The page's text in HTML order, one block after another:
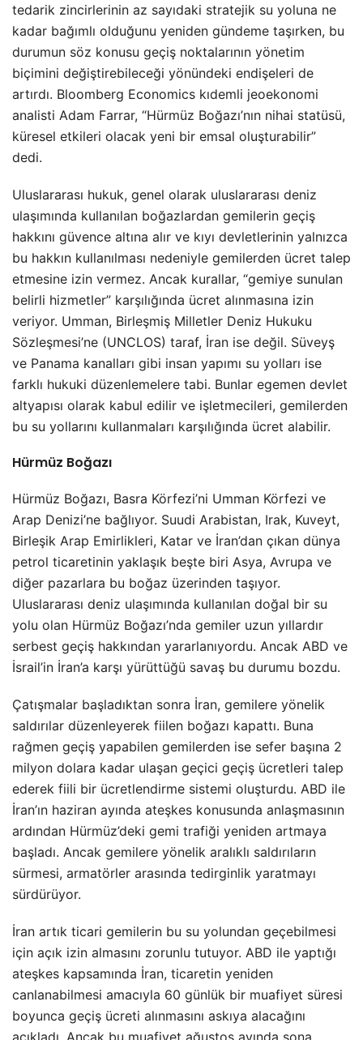
tedarik zincirlerinin az sayıdaki stratejik su yoluna ne
kadar bağımlı olduğunu yeniden gündeme taşırken, bu
durumun söz konusu geçiş noktalarının yönetim
biçimini değiştirebileceği yönündeki endişeleri de
artırdı. Bloomberg Economics kıdemli jeoekonomi
analisti Adam Farrar, “Hürmüz Boğazı’nın nihai statüsü,
küresel etkileri olacak yeni bir emsal oluşturabilir”
dedi.
Uluslararası hukuk, genel olarak uluslararası deniz
ulaşımında kullanılan boğazlardan gemilerin geçiş
hakkını güvence altına alır ve kıyı devletlerinin yalnızca
bu hakkın kullanılması nedeniyle gemilerden ücret talep
etmesine izin vermez. Ancak kurallar, “gemiye sunulan
belirli hizmetler” karşılığında ücret alınmasına izin
veriyor. Umman, Birleşmiş Milletler Deniz Hukuku
Sözleşmesi’ne (UNCLOS) taraf, İran ise değil. Süveyş
ve Panama kanalları gibi insan yapımı su yolları ise
farklı hukuki düzenlemelere tabi. Bunlar egemen devlet
altyapısı olarak kabul edilir ve işletmecileri, gemilerden
bu su yollarını kullanmaları karşılığında ücret alabilir.
Hürmüz Boğazı
Hürmüz Boğazı, Basra Körfezi’ni Umman Körfezi ve
Arap Denizi’ne bağlıyor. Suudi Arabistan, Irak, Kuveyt,
Birleşik Arap Emirlikleri, Katar ve İran’dan çıkan dünya
petrol ticaretinin yaklaşık beşte biri Asya, Avrupa ve
diğer pazarlara bu boğaz üzerinden taşıyor.
Uluslararası deniz ulaşımında kullanılan doğal bir su
yolu olan Hürmüz Boğazı’nda gemiler uzun yıllardır
serbest geçiş hakkından yararlanıyordu. Ancak ABD ve
İsrail’in İran’a karşı yürüttüğü savaş bu durumu bozdu.
Çatışmalar başladıktan sonra İran, gemilere yönelik
saldırılar düzenleyerek fiilen boğazı kapattı. Buna
rağmen geçiş yapabilen gemilerden ise sefer başına 2
milyon dolara kadar ulaşan geçici geçiş ücretleri talep
ederek fiili bir ücretlendirme sistemi oluşturdu. ABD ile
İran’ın haziran ayında ateşkes konusunda anlaşmasının
ardından Hürmüz’deki gemi trafiği yeniden artmaya
başladı. Ancak gemilere yönelik aralıklı saldırıların
sürmesi, armatörler arasında tedirginlik yaratmayı
sürdürüyor.
İran artık ticari gemilerin bu su yolundan geçebilmesi
için açık izin almasını zorunlu tutuyor. ABD ile yaptığı
ateşkes kapsamında İran, ticaretin yeniden
canlanabilmesi amacıyla 60 günlük bir muafiyet süresi
boyunca geçiş ücreti alınmasını askıya alacağını
açıkladı. Ancak bu muafiyet ağustos ayında sona